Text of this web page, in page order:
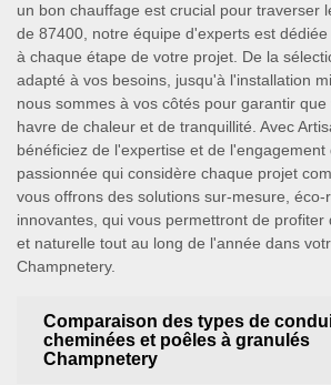
un bon chauffage est crucial pour traverser
de 87400, notre équipe d'experts est
à chaque étape de votre projet. De la
adapté à vos besoins, jusqu'à l'installation
nous sommes à vos côtés pour garantir
havre de chaleur et de tranquillité. Avec
bénéficiez de l'expertise et de l'engagement
passionnée qui considère chaque projet
vous offrons des solutions sur-mesure, éco-
innovantes, qui vous permettront de profiter
et naturelle tout au long de l'année dans
Champnetery.
Comparaison des types de
cheminées et poêles à granulés
Champnetery